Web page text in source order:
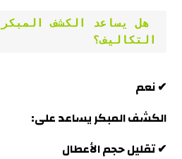
التكاليف؟
✔ نعم
الكشف المبكر يساعد على:
✔ تقليل حجم الأعطال